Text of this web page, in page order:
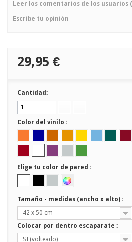
Leer los comentarios de los usuarios (
Escribe tu opinión
29,95 €
Cantidad:
Color del vinilo :
Elige tu color de pared :
Tamaño - medidas (ancho x alto) :
42 x 50 cm
Colocar por dentro escaparate :
SI (volteado)